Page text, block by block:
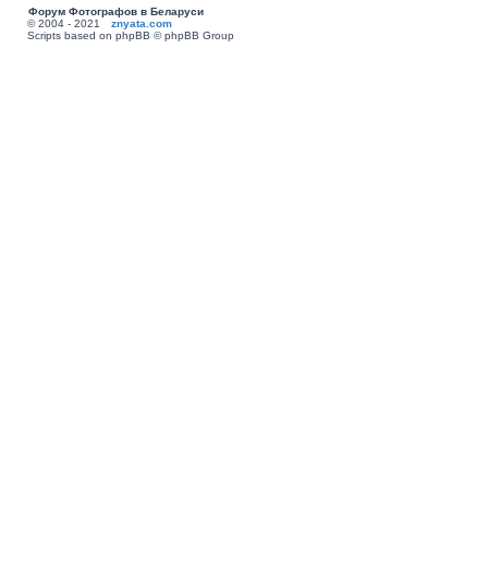
Форум Фотографов в Беларуси
© 2004 - 2021 znyata.com
Scripts based on phpBB © phpBB Group